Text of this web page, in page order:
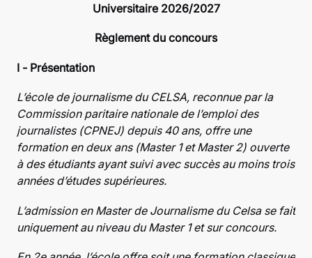
Universitaire 2026/2027
Règlement du concours
I - Présentation
L’école de journalisme du CELSA, reconnue par la
Commission paritaire nationale de l’emploi des
journalistes (CPNEJ) depuis 40 ans, offre une
formation en deux ans (Master 1 et Master 2) ouverte
à des étudiants ayant suivi avec succès au moins trois
années d’études supérieures.
L’admission en Master de Journalisme du Celsa se fait
uniquement au niveau du Master 1 et sur concours.